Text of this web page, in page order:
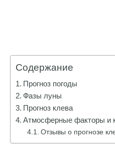
Содержание
Прогноз погоды
Фазы луны
Прогноз клева
Атмосферные факторы и
Отзывы о прогнозе